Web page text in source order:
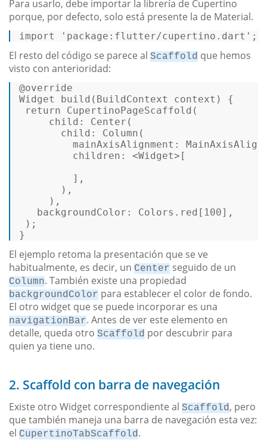
Para usarlo, debe importar la librería de Cupertino
porque, por defecto, solo está presente la de Material.
import 'package:flutter/cupertino.dart' ;
El resto del código se parece al Scaffold que hemos
visto con anterioridad:
@override
Widget build (BuildContext context) {
return
CupertinoPageScaffold (
child : Center (
child : Column (
mainAxisAlignment :
children : <Widget>[
],
),
),
backgroundColor : Colors.red[ 100],
);
}
El ejemplo retoma la presentación que se ve
habitualmente, es decir, un Center seguido de un
Column. También existe una propiedad
backgroundColor para establecer el color de fondo.
El otro widget que se puede incorporar es una
navigationBar. Antes de ver este elemento en
detalle, queda otro Scaffold por descubrir para
quien ya tiene uno.
2. Scaffold con barra de navegación
Existe otro Widget correspondiente al Scaffold, pero
que también maneja una barra de navegación esta vez:
el CupertinoTabScaffold.